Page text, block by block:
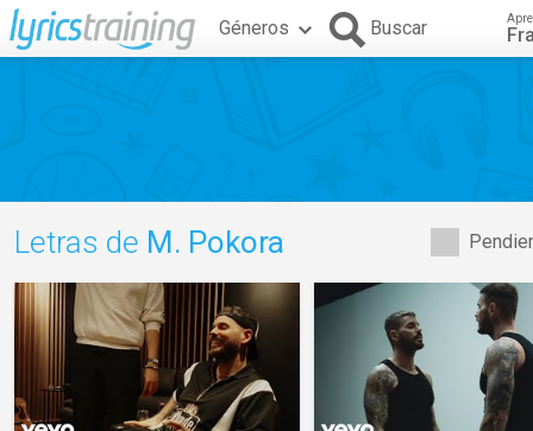
Géneros Buscar
Letras de M. Pokora